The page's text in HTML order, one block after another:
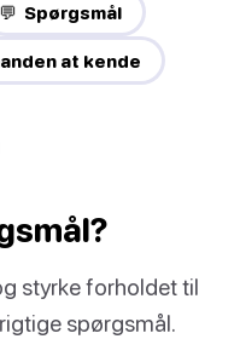
💬 Spørgsmål
at kende
styrke forholdet til
spørgsmål.